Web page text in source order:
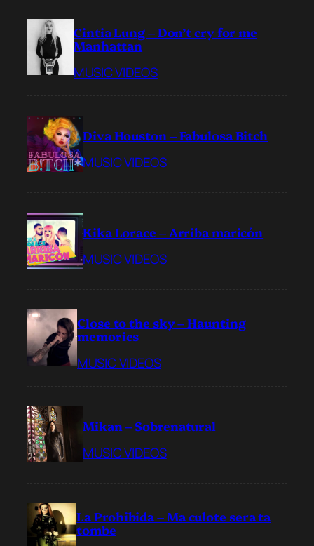
Cintia Lung – Don’t cry for me
Manhattan
MUSIC VIDEOS
Diva Houston – Fabulosa Bitch
MUSIC VIDEOS
Kika Lorace – Arriba maricón
MUSIC VIDEOS
Close to the sky – Haunting
memories
MUSIC VIDEOS
Mikan – Sobrenatural
MUSIC VIDEOS
La Prohibida – Ma culote sera ta
tombe